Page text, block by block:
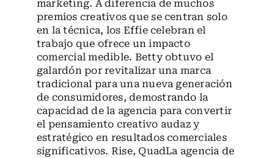
marketing. A diferencia de muchos
premios creativos que se centran solo
en la técnica, los Effie celebran el
trabajo que ofrece un impacto
comercial medible. Betty obtuvo el
galardón por revitalizar una marca
tradicional para una nueva generación
de consumidores, demostrando la
capacidad de la agencia para convertir
el pensamiento creativo audaz y
estratégico en resultados comerciales
significativos. Rise, QuadLa agencia de